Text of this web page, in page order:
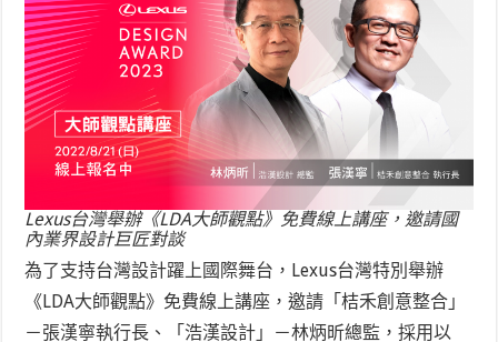
Lexus台灣舉辦《LDA大師觀點》免費線上講座，邀請國
內業界設計巨匠對談
為了支持台灣設計躍上國際舞台，Lexus台灣特別舉辦
《LDA大師觀點》免費線上講座，邀請「桔禾創意整合」
－張漢寧執行長、「浩漢設計」－林炳昕總監，採用以